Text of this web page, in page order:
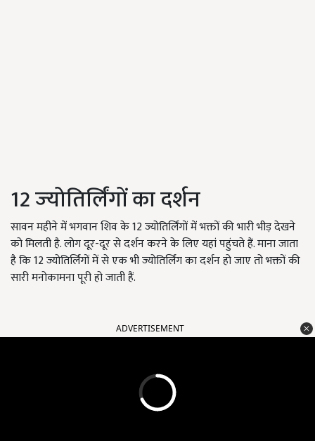
12 ज्‍योतिर्लिंगों का दर्शन
सावन महीने में भगवान शिव के 12 ज्‍योतिर्लिंगों में भक्तों की भारी भीड़ देखने
को मिलती है. लोग दूर-दूर से दर्शन करने के लिए यहां पहुंचते हैं. माना जाता
है कि 12 ज्‍योतिर्लिंगों में से एक भी ज्‍योतिर्लिंग का दर्शन हो जाए तो भक्तों की
सारी मनोकामना पूरी हो जाती हैं.
ADVERTISEMENT